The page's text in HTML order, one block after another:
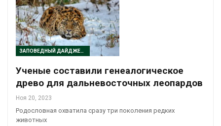
ЗАПОВЕДНЫЙ ДАЙДЖЕСТ
Ученые составили генеалогическое
древо для дальневосточных леопардов
Ноя 20, 2023
Родословная охватила сразу три поколения редких
животных